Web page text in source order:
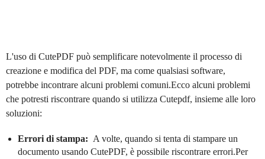
L'uso di CutePDF può semplificare notevolmente il processo di
creazione e modifica del PDF, ma come qualsiasi software,
potrebbe incontrare alcuni problemi comuni.Ecco alcuni problemi
che potresti riscontrare quando si utilizza Cutepdf, insieme alle loro
soluzioni:
Errori di stampa: A volte, quando si tenta di stampare un
documento usando CutePDF, è possibile riscontrare errori.Per